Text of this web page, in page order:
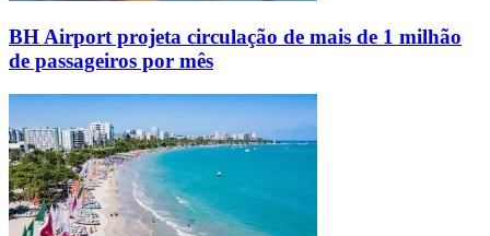
BH Airport projeta circulação de mais de 1 milhão
de passageiros por mês